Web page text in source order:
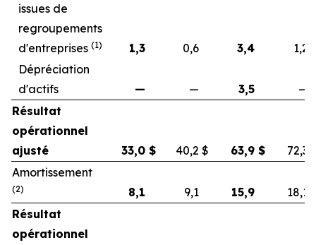
issues de
regroupements
d'entreprises (1) 1,3 0,6 3,4
1,2
Dépréciation
d'actifs
— — 3,5
—
Résultat
opérationnel
ajusté
33,0 $ 40,2 $ 63,9 $ 72,3
Amortissement
(2) 8,1 9,1 15,9
18,1
Résultat
opérationnel